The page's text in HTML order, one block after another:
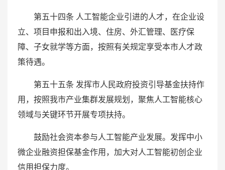
第五十四条 人工智能企业引进的人才，在企业设
立、项目申报和出入境、住房、外汇管理、医疗保
障、子女就学等方面，按照有关规定享受本市人才政
策待遇。
第五十五条 发挥市人民政府投资引导基金扶持作
用，按照我市产业集群发展规划，聚焦人工智能核心
领域与关键环节开展专项扶持。
鼓励社会资本参与人工智能产业发展。发挥中小
微企业融资担保基金作用，加大对人工智能初创企业
信用担保力度。